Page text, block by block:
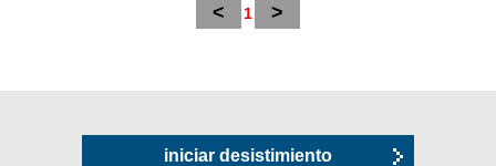
< 1 >
iniciar desistimiento